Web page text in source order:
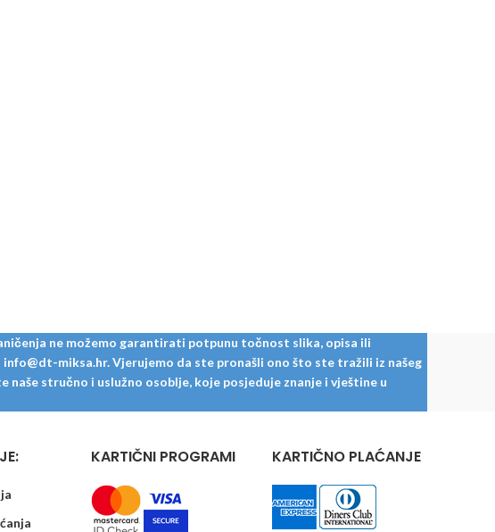
ne možemo garantirati potpunu točnost slika, opisa ili
miksa.hr. Vjerujemo da ste pronašli ono što ste tražili iz našeg
stručno i uslužno osoblje, koje posjeduje znanje i vještine u
KARTIČNI PROGRAMI KARTIČNO PLAĆANJE